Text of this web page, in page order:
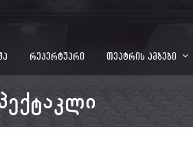
რეპერტუარი თეატრის ამბები